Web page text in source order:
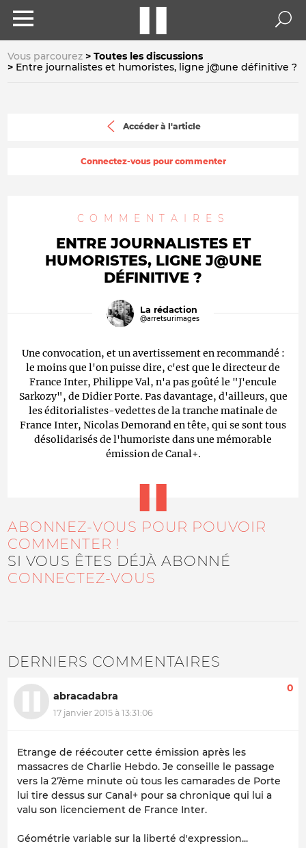
Vous parcourez
Toutes les discussions
Entre journalistes et humoristes, ligne j@une définitive ?
Accéder à l'article
Connectez-vous pour commenter
COMMENTAIRES
ENTRE JOURNALISTES ET
HUMORISTES, LIGNE J@UNE
DÉFINITIVE ?
La rédaction
@arretsurimages
Une convocation, et un avertissement en recommandé :
le moins que l'on puisse dire, c'est que le directeur de
France Inter, Philippe Val, n'a pas goûté le "J'encule
Sarkozy", de Didier Porte. Pas davantage, d'ailleurs, que
les éditorialistes-vedettes de la tranche matinale de
France Inter, Nicolas Demorand en tête, qui se sont tous
désolidarisés de l'humoriste dans une mémorable
émission de Canal+.
ABONNEZ-VOUS POUR POUVOIR
COMMENTER !
SI VOUS ÊTES DÉJÀ ABONNÉ
CONNECTEZ-VOUS
DERNIERS COMMENTAIRES
abracadabra
17 janvier 2015 à 13:31:06
0
Etrange de réécouter cette émission après les
massacres de Charlie Hebdo. Je conseille le passage
vers la 27ème minute où tous les camarades de Porte
lui tire dessus sur Canal+ pour sa chronique qui lui a
valu son licenciement de France Inter.
Géométrie variable sur la liberté d'expression...